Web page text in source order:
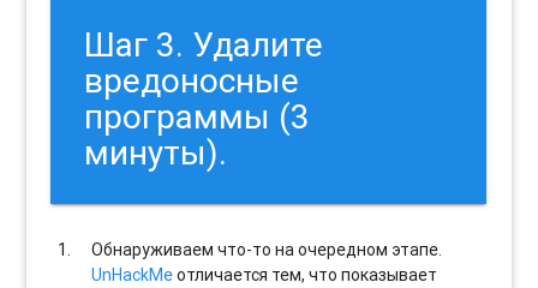
Шаг 3. Удалите
вредоносные
программы (3
минуты).
Обнаруживаем что-то на очередном этапе.
UnHackMeотличается тем, что показывает